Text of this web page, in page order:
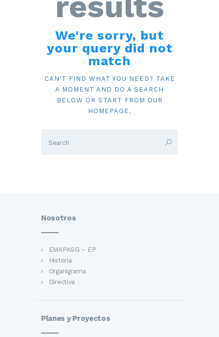
We're sorry, but
your query did not
match
CAN'T FIND WHAT YOU NEED? TAKE
A MOMENT AND DO A SEARCH
BELOW OR START FROM OUR
HOMEPAGE .
Nosotros
EMAPASG – EP
Historia
Organigrama
Directiva
Planes y Proyectos